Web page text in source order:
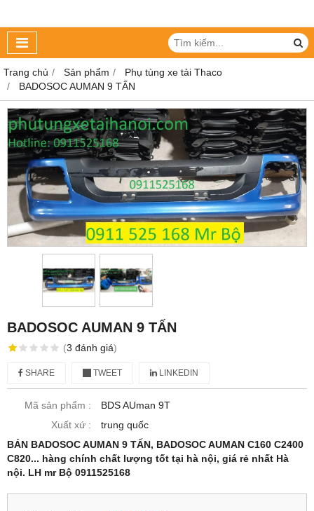
Trang chủ Sản phẩm
Phụ tùng xe tải Thaco
BADOSOC AUMAN 9 TẤN
BADOSOC AUMAN 9 TẤN
(3 đánh giá)
SHARE TWEET LINKEDIN
Mã sản phẩm :
BDS AUman 9T
Xuất xứ :
trung quốc
BÁN BADOSOC AUMAN 9 TẤN, BADOSOC AUMAN C160 C2400
C820... hàng chính chất lượng tốt tại hà nội, giá rẻ nhất Hà
nội. LH mr Bộ 0911525168